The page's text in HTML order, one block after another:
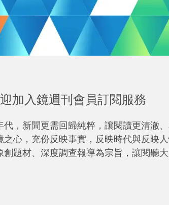
加入鏡週刊會員訂閱服務
，新聞更需回歸純粹，讓閱讀更清澈
之心，充份反映事實，反映時代與反映
題材、深度調查報導為宗旨，讓閱聽